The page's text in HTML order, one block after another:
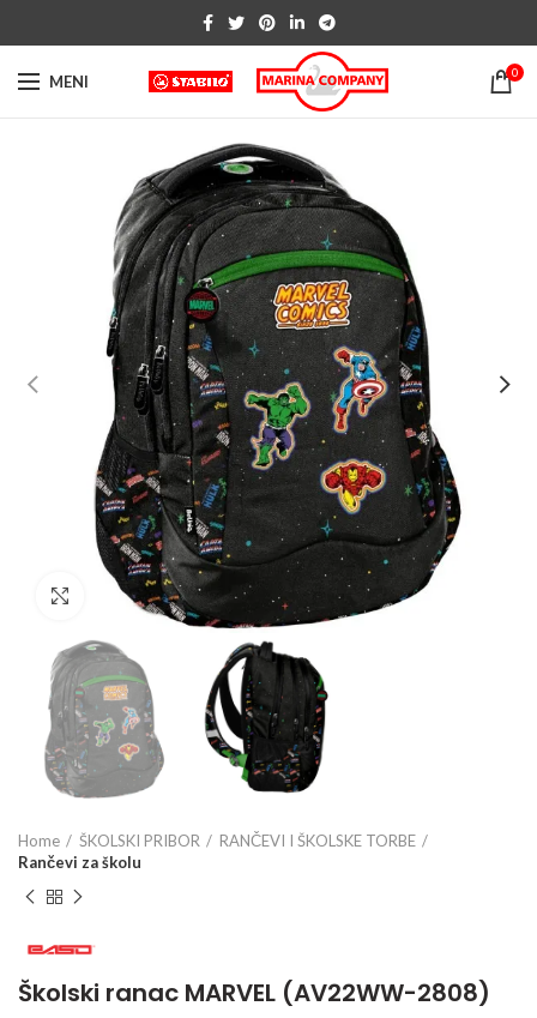
MENI 0
Click to enlarge
Home ŠKOLSKI PRIBOR
RANČEVI I ŠKOLSKE TORBE
Rančevi za školu
Školski ranac MARVEL (AV22WW-2808)